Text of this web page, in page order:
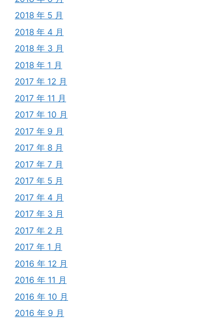
2018 年 5 月
2018 年 4 月
2018 年 3 月
2018 年 1 月
2017 年 12 月
2017 年 11 月
2017 年 10 月
2017 年 9 月
2017 年 8 月
2017 年 7 月
2017 年 5 月
2017 年 4 月
2017 年 3 月
2017 年 2 月
2017 年 1 月
2016 年 12 月
2016 年 11 月
2016 年 10 月
2016 年 9 月